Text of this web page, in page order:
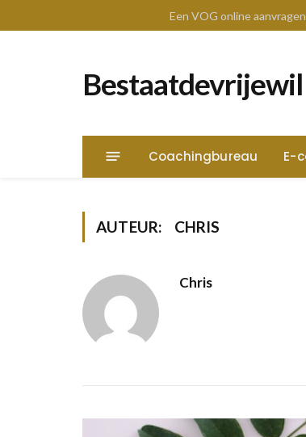
Een VOG online
Bestaatdevrijewil
Coachingbureau E-
AUTEUR: CHRIS
Chris